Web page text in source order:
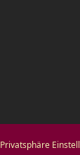
Privatsphäre